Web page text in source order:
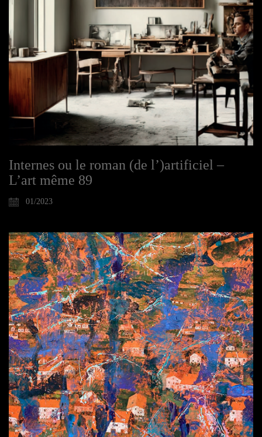
Internes ou le roman (de l’)artificiel –
L’art même 89
01/2023